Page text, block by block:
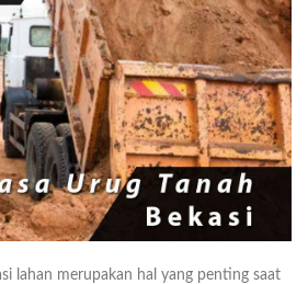
lahan merupakan hal yang penting saat